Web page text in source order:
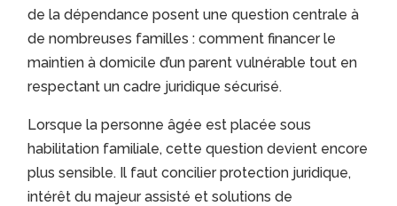
de la dépendance posent une question centrale à
de nombreuses familles : comment financer le
maintien à domicile d’un parent vulnérable tout en
respectant un cadre juridique sécurisé.
Lorsque la personne âgée est placée sous
habilitation familiale, cette question devient encore
plus sensible. Il faut concilier protection juridique,
intérêt du majeur assisté et solutions de